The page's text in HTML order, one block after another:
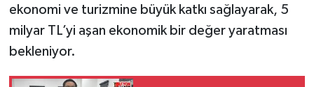
ekonomi ve turizmine büyük katkı sağlayarak, 5
milyar TL’yi aşan ekonomik bir değer yaratması
bekleniyor.